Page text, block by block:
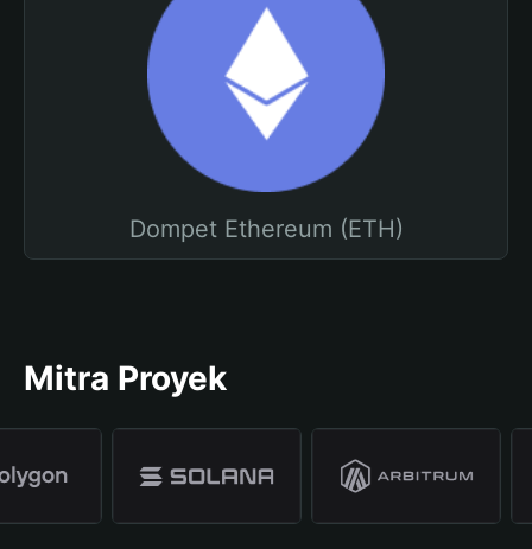
Dompet Ethereum (ETH)
Mitra Proyek